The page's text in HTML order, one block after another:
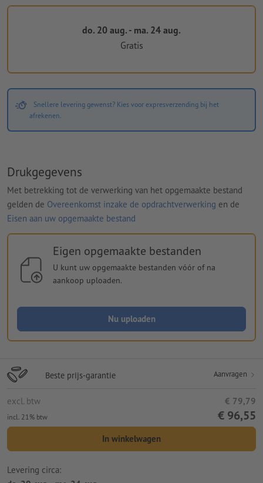
do. 20 aug. - ma. 24 aug.
Gratis
Snellere levering gewenst? Kies voor expresverzending bij het
afrekenen.
Drukgegevens
Met betrekking tot de verwerking van het opgemaakte bestand
gelden de Overeenkomst inzake de opdrachtverwerking en de
Eisen aan uw opgemaakte bestand
Eigen opgemaakte bestanden
U kunt uw opgemaakte bestanden vóór of na
aankoop uploaden.
Nu uploaden
Beste prijs-garantie Aanvragen
excl. btw € 79,79
incl. 21% btw € 96,55
In winkelwagen
Levering circa: